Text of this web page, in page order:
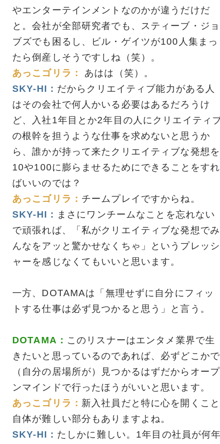
やエンターテインメントなのかが違うだけだ
と。会社が全部研究者でも、スティーブ・ジョ
ブズでも困るし、ビル・ゲイツが100人集まっ
たら倒産しそうですしね（笑）。
あっこゴリラ：
あはは（笑）。
SKY-HI： だからクリエイティブ能力がある人
はその会社で何人かいる必要はあるだろうけ
ど、入社1年目とか2年目の人にクリエイティ
の根幹を担うような仕事を求めないと思うか
ら、誰かが持って来たクリエイティブな発想を
10や100に膨らませるためにできることをすれ
ばいいのでは？
あっこゴリラ： チームプレイですからね。
SKY-HI： まさにワンチームなことを忘れない
で頑張れば、「私がクリエイティブな発想でみ
んなをアッと驚かせなくちゃ」というプレッシ
ャーを感じなくてもいいと思います。
一方、DOTAMAは「無理せずに自分にフィッ
トする仕事は必ず見つかると思う」と言う。
DOTAMA： このリスナーはエンタメ業界で生
きたいと思っているのであれば、必ずどこかで
（自分の居場所が）見つかるはずだからオープ
ンマインドで行ったほうがいいと思います。
あっこゴリラ： 新入社員だと特に心を開くこと
自体が難しい部分もありますよね。
SKY-HI： たしかに難しい。1年目の社員が何